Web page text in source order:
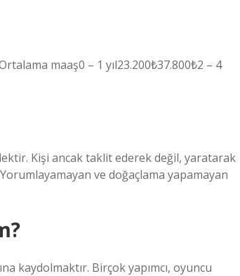
maaş0 – 1 yıl23.200₺37.800₺2 – 4
Kişi ancak taklit ederek değil, yaratarak
ve doğaçlama yapamayan
kaydolmaktır. Birçok yapımcı, oyuncu